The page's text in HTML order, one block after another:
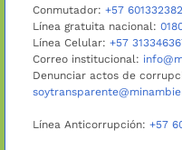
Conmutador: +57
Línea gratuita nacional:
Línea Celular: +57
Correo institucional:
Denunciar actos de
Línea Anticorrupción: +57